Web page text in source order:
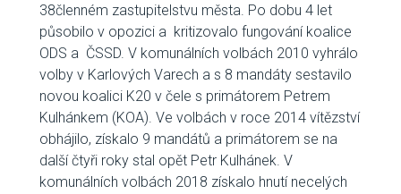
38členném zastupitelstvu města. Po dobu 4 let
působilo v opozici a kritizovalo fungování koalice
ODS a ČSSD. V komunálních volbách 2010 vyhrálo
volby v Karlových Varech a s 8 mandáty sestavilo
novou koalici K20 v čele s primátorem Petrem
Kulhánkem (KOA). Ve volbách v roce 2014 vítězství
obhájilo, získalo 9 mandátů a primátorem se na
další čtyři roky stal opět Petr Kulhánek. V
komunálních volbách 2018 získalo hnutí necelých